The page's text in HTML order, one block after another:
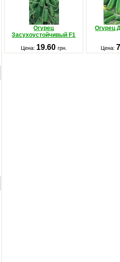
Огурец
Засухоустойчивый F1
Огурец
Цена: 19.60 грн. Цена: